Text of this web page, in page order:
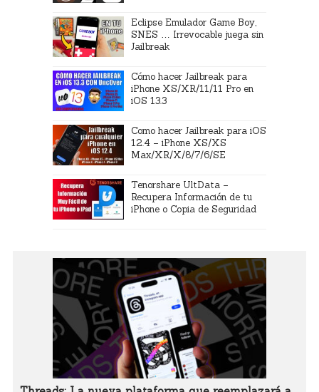
Eclipse Emulador Game Boy,
SNES … Irrevocable juega sin
Jailbreak
Cómo hacer Jailbreak para
iPhone XS/XR/11/11 Pro en
iOS 13.3
Como hacer Jailbreak para iOS
12.4 – iPhone XS/XS
Max/XR/X/8/7/6/SE
Tenorshare UltData –
Recupera Información de tu
iPhone o Copia de Seguridad